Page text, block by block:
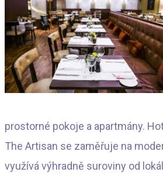
prostorné pokoje a apartmány.
The Artisan se zaměřuje na
využívá výhradně suroviny od